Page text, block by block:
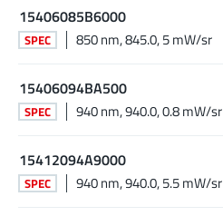
15406085B6000
SPEC 850 nm, 845.0, 5 mW/sr
15406094BA500
SPEC 940 nm, 940.0, 0.8 mW/sr
15412094A9000
SPEC 940 nm, 940.0, 5.5 mW/sr